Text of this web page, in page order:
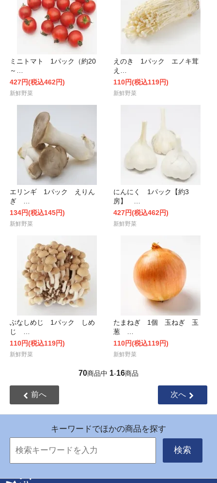
ミニトマト 1パック（約20
～…
427円(税込462円)
新鮮野菜
えのき 1パック エノキ茸
え…
110円(税込119円)
新鮮野菜
エリンギ 1パック えりん
ぎ …
134円(税込145円)
新鮮野菜
にんにく 1パック【約3
房】 …
427円(税込462円)
新鮮野菜
ぶなしめじ 1パック しめ
じ …
110円(税込119円)
新鮮野菜
たまねぎ 1個 玉ねぎ 玉
葱 …
110円(税込119円)
新鮮野菜
70商品中 1-16商品
前へ 次へ
キーワードでほかの商品を探す
検索